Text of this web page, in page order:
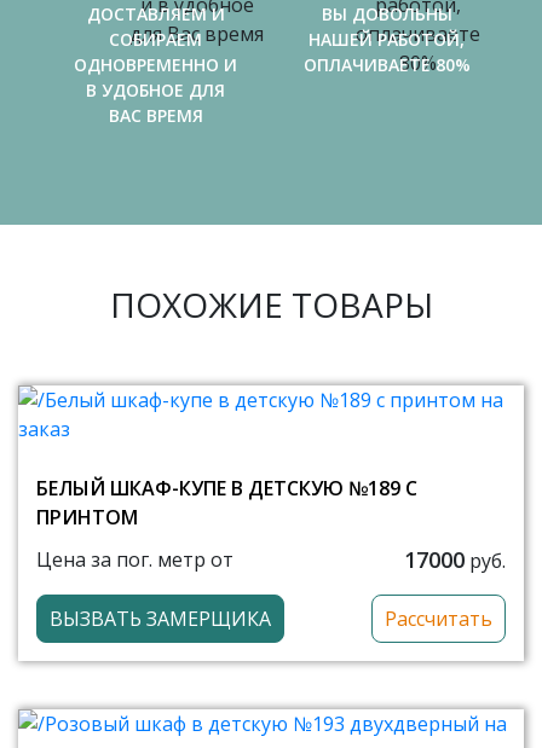
ДОСТАВЛЯЕМ И
СОБИРАЕМ
ОДНОВРЕМЕННО И
В УДОБНОЕ ДЛЯ
ВАС ВРЕМЯ
ВЫ ДОВОЛЬНЫ
НАШЕЙ РАБОТОЙ,
ОПЛАЧИВАЕТЕ 80%
ПОХОЖИЕ ТОВАРЫ
БЕЛЫЙ ШКАФ-КУПЕ В ДЕТСКУЮ №189 С
ПРИНТОМ
Цена за пог. метр от
17000 руб.
ВЫЗВАТЬ ЗАМЕРЩИКА Рассчитать